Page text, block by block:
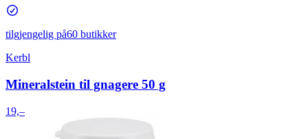
tilgjengelig på60 butikker
Kerbl
Mineralstein til gnagere 50 g
19,–